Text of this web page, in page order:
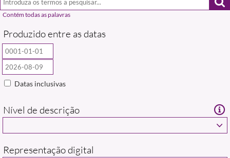
Produzido entre as datas
Datas inclusivas
Nível de descrição
Representação digital